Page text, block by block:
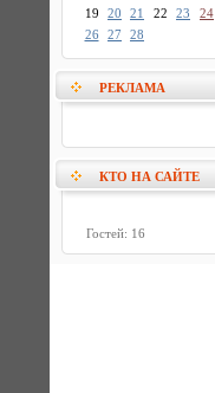
19
20 21 22 23 24
26
27 28
РЕКЛАМА
КТО НА САЙТЕ
Гостей: 16